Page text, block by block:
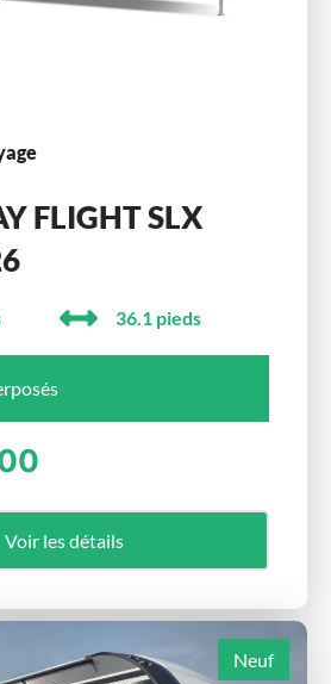
FLIGHT SLX
36.1 pieds
Voir les détails
Neuf